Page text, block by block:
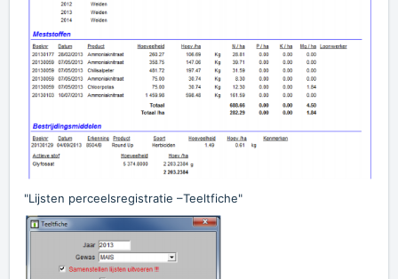
"Lijsten perceelsregistratie –Teeltfiche"